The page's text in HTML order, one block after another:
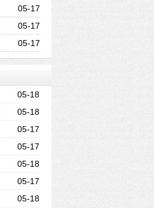
05-17
05-17
05-17
05-18
05-18
05-17
05-17
05-18
05-17
05-18